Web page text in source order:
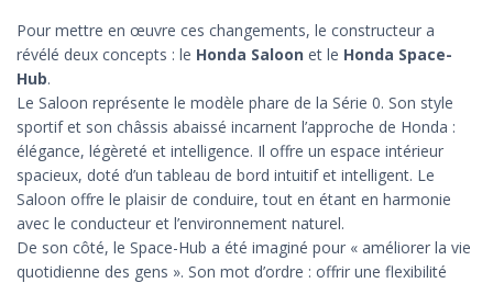
Pour mettre en œuvre ces changements, le constructeur a
révélé deux concepts : le Honda Saloon et le Honda Space-
Hub.
Le Saloon représente le modèle phare de la Série 0. Son style
sportif et son châssis abaissé incarnent l’approche de Honda :
élégance, légèreté et intelligence. Il offre un espace intérieur
spacieux, doté d’un tableau de bord intuitif et intelligent. Le
Saloon offre le plaisir de conduire, tout en étant en harmonie
avec le conducteur et l’environnement naturel.
De son côté, le Space-Hub a été imaginé pour « améliorer la vie
quotidienne des gens ». Son mot d’ordre : offrir une flexibilité